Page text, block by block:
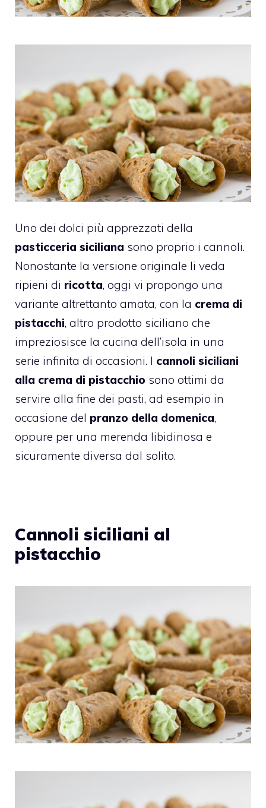
Uno dei dolci più apprezzati della
pasticceria siciliana sono proprio i cannoli.
Nonostante la versione originale li veda
ripieni di ricotta, oggi vi propongo una
variante altrettanto amata, con la crema di
pistacchi, altro prodotto siciliano che
impreziosisce la cucina dell’isola in una
serie infinita di occasioni. I cannoli siciliani
alla crema di pistacchio sono ottimi da
servire alla fine dei pasti, ad esempio in
occasione del pranzo della domenica,
oppure per una merenda libidinosa e
sicuramente diversa dal solito.
Cannoli siciliani al
pistacchio